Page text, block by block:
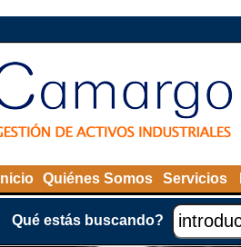
Inicio Quiénes Somos Servicios
Qué estás buscando?